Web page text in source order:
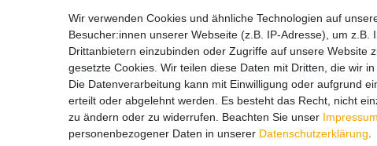
Zahlungsarten:
Wir verwenden Cookies und ähnliche Technologien auf
Besucher:innen unserer Webseite (z.B. IP-Adresse), um
Drittanbietern einzubinden oder Zugriffe auf unsere Website
gesetzte Cookies. Wir teilen diese Daten mit Dritten, die wir
Die Datenverarbeitung kann mit Einwilligung oder aufgrund
erteilt oder abgelehnt werden. Es besteht das Recht, nicht
zu ändern oder zu widerrufen. Beachten Sie unser Impressum
personenbezogener Daten in unserer Daten­schutz­erklärung